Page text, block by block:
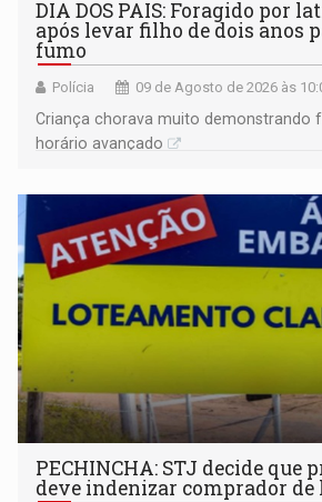
DIA DOS PAIS: Foragido por
após levar filho de dois anos
fumo
Polícia 09 de Agosto de 2026 às
Criança chorava muito demonstrando
horário avançado
PECHINCHA: STJ decide que
deve indenizar comprador